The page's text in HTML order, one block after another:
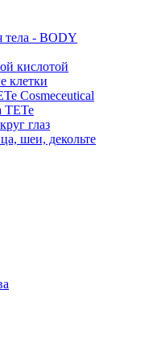
тела - BODY
кислотой
клетки
Cosmeceutical
TETe
глаз
шеи, декольте